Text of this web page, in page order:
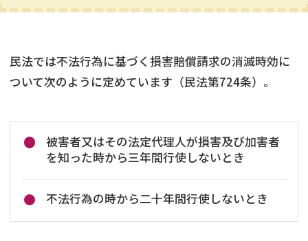
民法では不法行為に基づく損害賠償請求の消滅時効に
ついて次のように定めています（民法第724条）。
被害者又はその法定代理人が損害及び加害者
を知った時から三年間行使しないとき
不法行為の時から二十年間行使しないとき